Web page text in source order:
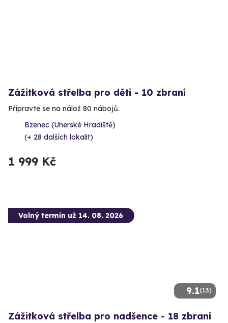
Zážitková střelba pro děti - 10 zbraní
Připravte se na nálož 80 nábojů.
Bzenec (Uherské Hradiště)
(+ 28 dalších lokalit)
1 999 Kč
9.1(13)
Volný termín už 14. 08. 2026
Zážitková střelba pro nadšence - 18 zbraní